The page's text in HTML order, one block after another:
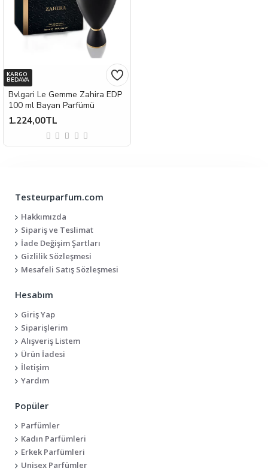
KARGO
BEDAVA
Bvlgari Le Gemme Zahira EDP
100 ml Bayan Parfümü
1.224,00TL
Testeurparfum.com
Hakkımızda
Sipariş ve Teslimat
İade Değişim Şartları
Gizlilik Sözleşmesi
Mesafeli Satış Sözleşmesi
Hesabım
Giriş Yap
Siparişlerim
Alışveriş Listem
Ürün İadesi
İletişim
Yardım
Popüler
Parfümler
Kadın Parfümleri
Erkek Parfümleri
Unisex Parfümler